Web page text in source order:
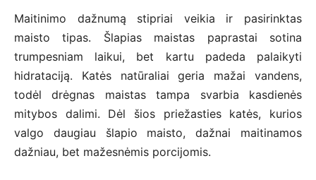
Maitinimo dažnumą stipriai veikia ir pasirinktas
maisto tipas. Šlapias maistas paprastai sotina
trumpesniam laikui, bet kartu padeda palaikyti
hidrataciją. Katės natūraliai geria mažai vandens,
todėl drėgnas maistas tampa svarbia kasdienės
mitybos dalimi. Dėl šios priežasties katės, kurios
valgo daugiau šlapio maisto, dažnai maitinamos
dažniau, bet mažesnėmis porcijomis.